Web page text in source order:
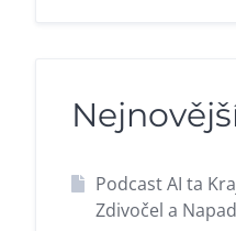
Podcast AI ta
Zdivočel a